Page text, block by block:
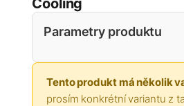
Cooling
Parametry produktu
Tento produkt má několik
prosím konkrétní variantu z